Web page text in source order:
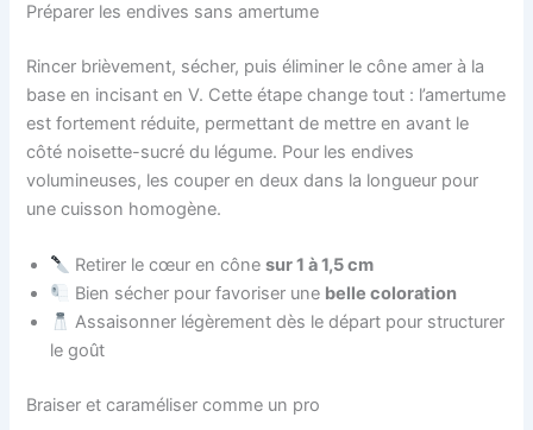
Préparer les endives sans amertume
Rincer brièvement, sécher, puis éliminer le cône amer à la
base en incisant en V. Cette étape change tout : l’amertume
est fortement réduite, permettant de mettre en avant le
côté noisette-sucré du légume. Pour les endives
volumineuses, les couper en deux dans la longueur pour
une cuisson homogène.
Retirer le cœur en cônesur 1 à 1,5 cm
Bien sécher pour favoriser une belle coloration
Assaisonner légèrement dès le départ pour structurer
le goût
Braiser et caraméliser comme un pro